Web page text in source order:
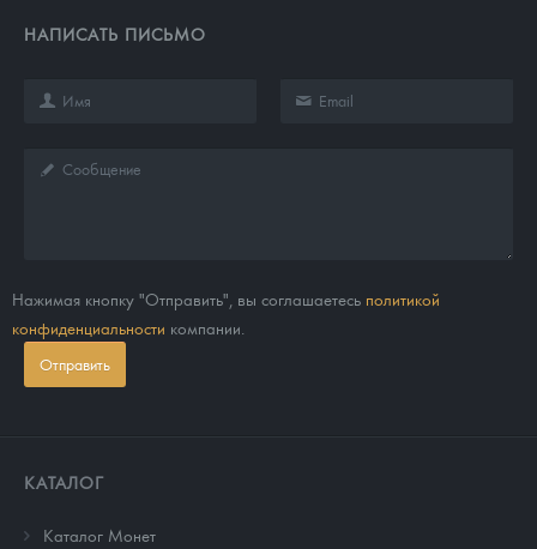
НАПИСАТЬ ПИСЬМО
Нажимая кнопку "Отправить", вы соглашаетесь политикой
конфиденциальности компании.
Отправить
КАТАЛОГ
Каталог Монет